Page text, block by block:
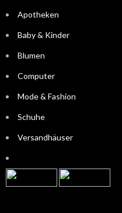
Apotheken
Baby & Kinder
Blumen
Computer
Mode & Fashion
Schuhe
Versandhäuser